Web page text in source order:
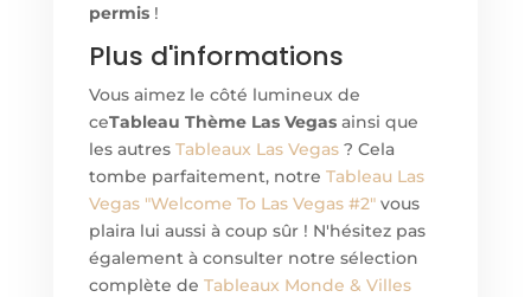
permis!
Plus d'informations
Vous aimez le côté lumineux de
ceTableau Thème Las Vegasainsi que
les autres Tableaux Las Vegas? Cela
tombe parfaitement, notre Tableau Las
Vegas "Welcome To Las Vegas #2"vous
plaira lui aussi à coup sûr ! N'hésitez pas
également à consulter notre sélection
complète de Tableaux Monde & Villes